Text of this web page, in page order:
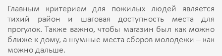
Главным критерием для пожилых людей является
тихий район и шаговая доступность места для
прогулок. Также важно, чтобы магазин был как можно
ближе к дому, а шумные места сборов молодежи – как
можно дальше.